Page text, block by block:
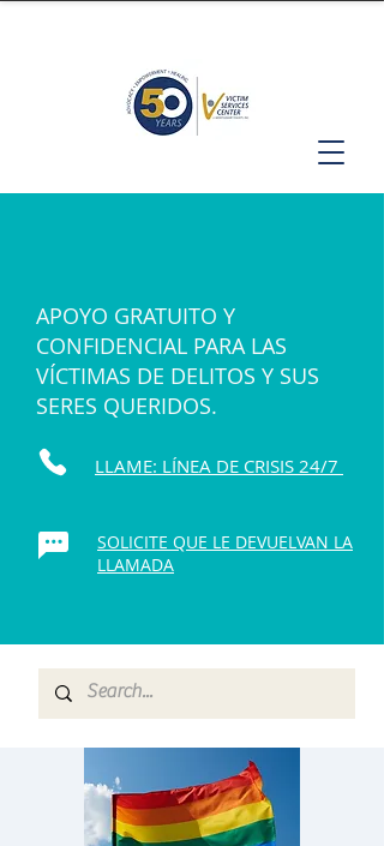
APOYO GRATUITO Y
CONFIDENCIAL PARA LAS
VÍCTIMAS DE DELITOS Y SUS
SERES QUERIDOS.
LLAME: LÍNEA DE CRISIS 24/7
SOLICITE QUE LE DEVUELVAN LA
LLAMADA